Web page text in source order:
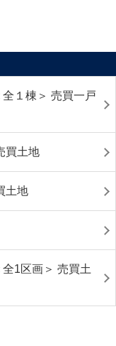
全１棟＞ 売買一戸
買土地
土地
1区画＞ 売買土